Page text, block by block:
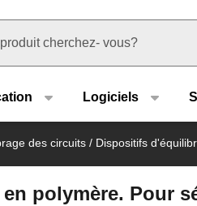
Logiciels
des circuits / Dispositifs
polymère. Pour